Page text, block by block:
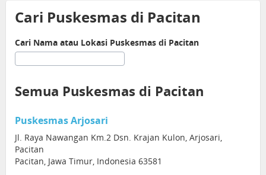
Cari Puskesmas di Pacitan
Cari Nama atau Lokasi Puskesmas di Pacitan
Semua Puskesmas di Pacitan
Puskesmas Arjosari
Jl. Raya Nawangan Km.2 Dsn. Krajan Kulon, Arjosari,
Pacitan
Pacitan, Jawa Timur, Indonesia 63581